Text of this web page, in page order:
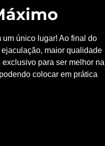
único lugar! Ao final do
maior qualidade
para ser melhor na
colocar em prática